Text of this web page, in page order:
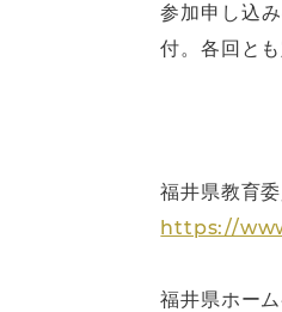
参加申し込
付。各回と
福井県教育
https://
福井県ホー